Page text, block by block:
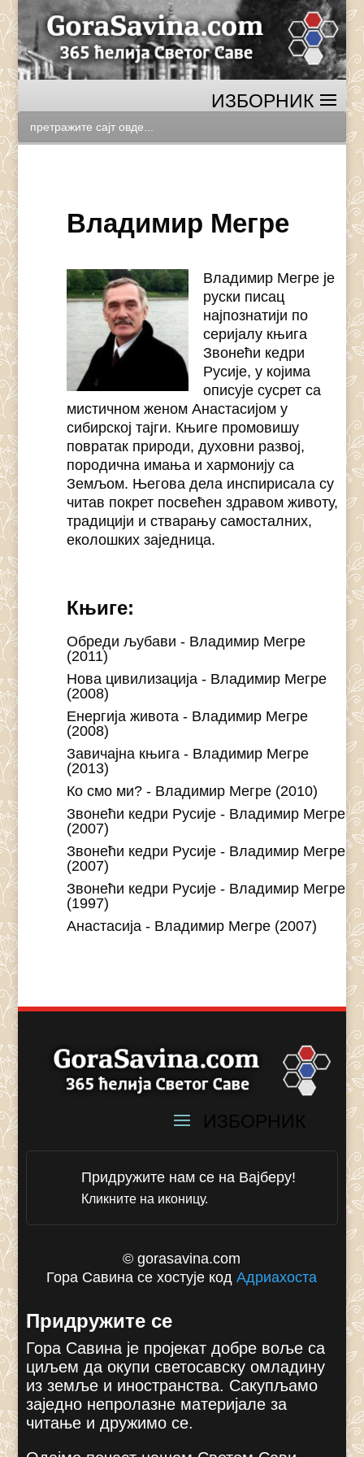
Владимир Мегре
Владимир Мегре је
руски писац
најпознатији по
серијалу књига
Звонећи кедри
Русије, у којима
описује сусрет са
мистичном женом Анастасијом у
сибирској тајги. Књиге промовишу
повратак природи, духовни развој,
породична имања и хармонију са
Земљом. Његова дела инспирисала су
читав покрет посвећен здравом животу,
традицији и стварању самосталних,
еколошких заједница.
Књиге:
Обреди љубави - Владимир Мегре
(2011)
Нова цивилизација - Владимир Мегре
(2008)
Енергија живота - Владимир Мегре
(2008)
Завичајна књига - Владимир Мегре
(2013)
Ко смо ми? - Владимир Мегре (2010)
Звонећи кедри Русије - Владимир Мегре
(2007)
Звонећи кедри Русије - Владимир Мегре
(2007)
Звонећи кедри Русије - Владимир Мегре
(1997)
Анастасија - Владимир Мегре (2007)
Придружите нам се на Вајберу!
Кликните на иконицу.
© gorasavina.com
Гора Савина се хостује кодАдриахоста
Придружите се
Гора Савина је пројекат добре воље са
циљем да окупи светосавску омладину
из земље и иностранства. Сакупљамо
заједно непролазне материјале за
читање и дружимо се.